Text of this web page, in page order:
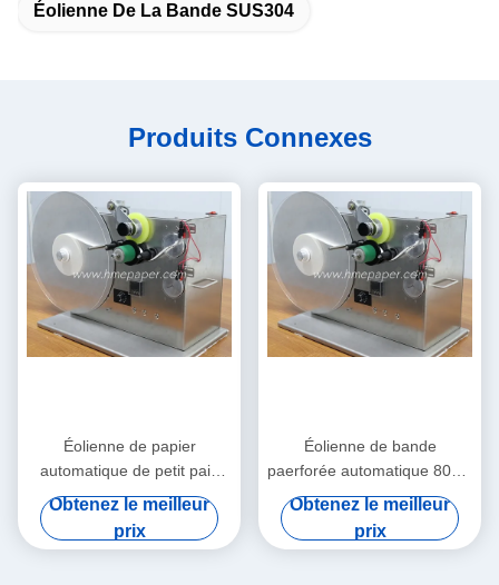
Éolienne De La Bande SUS304
Produits Connexes
Éolienne de papier
automatique de petit pain
d'éolienne de bande
Obtenez le meilleur
prix
Éolienne de bande
paerforée automatique 80cm
x 45cm x 55cm
Obtenez le meilleur
prix